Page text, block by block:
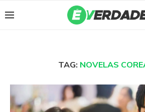
TAG: NOVELAS